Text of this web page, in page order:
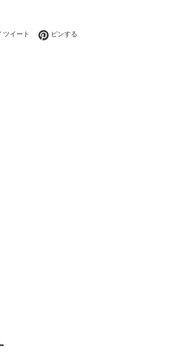
でシェアする
ツイート Twitterに投稿する
ピンする